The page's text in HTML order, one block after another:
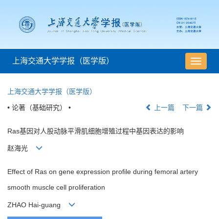
导
航
上海交通大学学报（医学版）
上海交通大学学报（医学版）
• 论著（基础研究） • 上一篇 下一篇
Ras基因对人股动脉平滑肌细胞增殖过程中基因表达的影响
赵海光
Effect of Ras on gene expression profile during femoral artery
smooth muscle cell proliferation
ZHAO Hai-guang